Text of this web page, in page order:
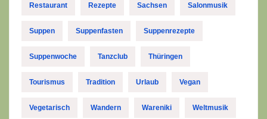
Restaurant Rezepte Sachsen Salonmusik
Suppen Suppenfasten Suppenrezepte
Suppenwoche Tanzclub Thüringen
Tourismus Tradition Urlaub Vegan
Vegetarisch Wandern Wareniki Weltmusik